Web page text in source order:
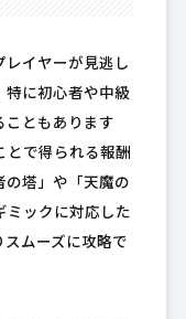
レイヤーが見逃し
特に初心者や中級
こともあります
とで得られる報酬
の塔」や「天魔の
ミックに対応した
スムーズに攻略で